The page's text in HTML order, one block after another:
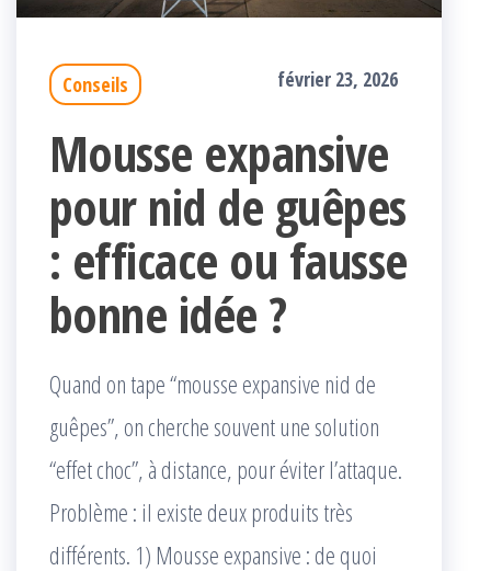
Conseils février 23, 2026
Mousse expansive
pour nid de guêpes
: efficace ou fausse
bonne idée ?
Quand on tape “mousse expansive nid de
guêpes”, on cherche souvent une solution
“effet choc”, à distance, pour éviter l’attaque.
Problème : il existe deux produits très
différents. 1) Mousse expansive : de quoi